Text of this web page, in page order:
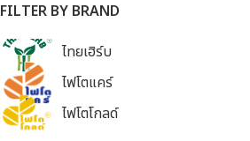
FILTER BY BRAND
ไทยเฮิร์บ
ไฟโตแคร์
ไฟโตโกลด์